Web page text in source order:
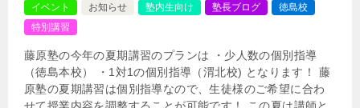
イベント
お知らせ 塾内生向け 塾長ブログ
徳島校
特別講習
藤原塾の今年の夏期講習のプランは ・少人数の個別指導
（徳島本校） ・1対1の個別指導（渭北校) となります！ 藤
原塾の夏期講習は個別指導なので、生徒様のご希望に合わ